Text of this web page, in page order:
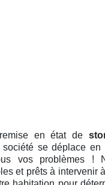
en état de
société se déplace en
vos problèmes !
et prêts à intervenir